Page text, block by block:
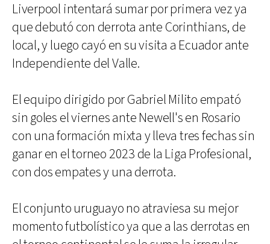
Liverpool intentará sumar por primera vez ya
que debutó con derrota ante Corinthians, de
local, y luego cayó en su visita a Ecuador ante
Independiente del Valle.
El equipo dirigido por Gabriel Milito empató
sin goles el viernes ante Newell's en Rosario
con una formación mixta y lleva tres fechas sin
ganar en el torneo 2023 de la Liga Profesional,
con dos empates y una derrota.
El conjunto uruguayo no atraviesa su mejor
momento futbolístico ya que a las derrotas en